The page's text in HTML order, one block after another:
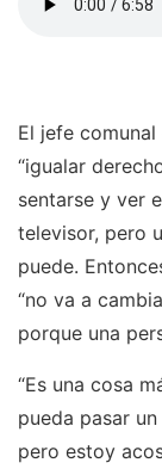
El jefe
“igualar
sentarse y ver
televisor, pero
puede.
“no va a
porque una
“Es una cosa
pueda pasar
pero estoy